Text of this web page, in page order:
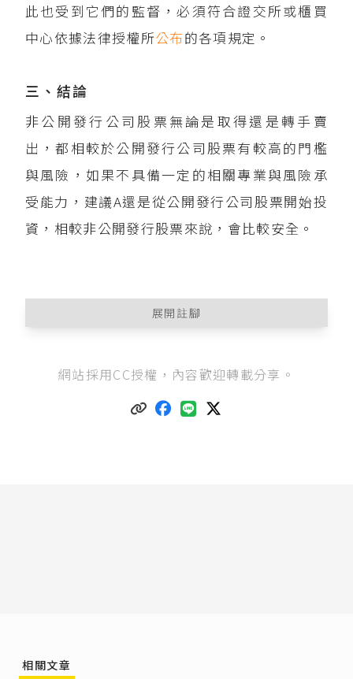
此也受到它們的監督，必須符合證交所或櫃買
中心依據法律授權所公布的各項規定。
三、結論
非公開發行公司股票無論是取得還是轉手賣
出，都相較於公開發行公司股票有較高的門檻
與風險，如果不具備一定的相關專業與風險承
受能力，建議A還是從公開發行公司股票開始投
資，相較非公開發行股票來說，會比較安全。
展開註腳
公司法第156條之2第1項：「公司得依董事會之決
三、該公司或其關係企業之董事、監察人及經理
網站採用CC授權，內容歡迎轉載分享。
相關文章